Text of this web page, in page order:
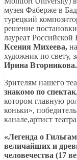
музея Фаберже в
турецкий
решение
лауреат
Ксения Михеева,
художник по свету,
Ирина Вторникова.
Зрителям нашего
знакомо по
котором главную
коньки»,
канале,артист
«Легенда о
величайших и
человечества (17